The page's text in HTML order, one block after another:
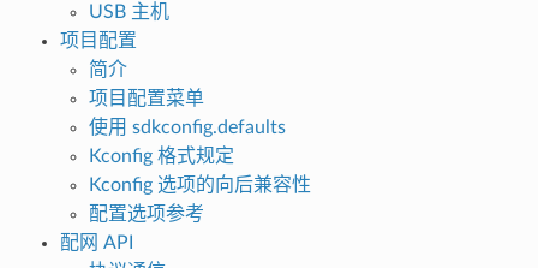
USB 主机
项目配置
简介
项目配置菜单
使用 sdkconfig.defaults
Kconfig 格式规定
Kconfig 选项的向后兼容性
配置选项参考
配网 API